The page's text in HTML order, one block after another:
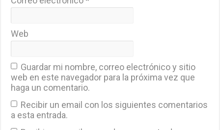
Web
Guardar mi nombre, correo electrónico y sitio
web en este navegador para la próxima vez que
haga un comentario.
Recibir un email con los siguientes comentarios
a esta entrada.